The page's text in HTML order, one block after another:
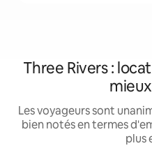
Three Rivers :
Les voyageurs sont
bien notés en termes
plus